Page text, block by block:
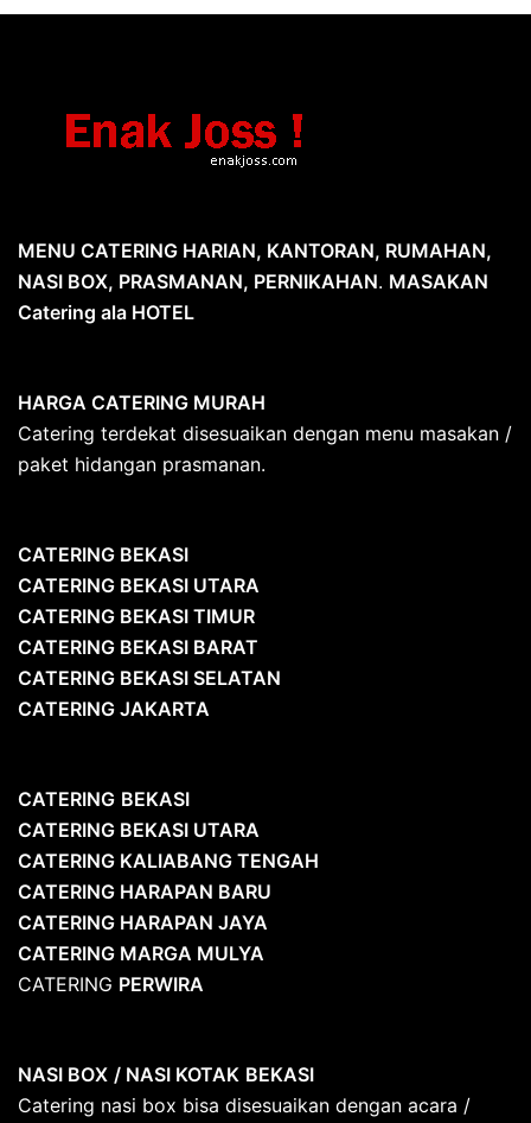
MENU CATERING HARIAN, KANTORAN, RUMAHAN,
NASI BOX, PRASMANAN, PERNIKAHAN. MASAKAN
Catering ala HOTEL
HARGA CATERING MURAH
Catering terdekat disesuaikan dengan menu masakan /
paket hidangan prasmanan.
CATERING BEKASI
CATERING BEKASI UTARA
CATERING BEKASI TIMUR
CATERING BEKASI BARAT
CATERING BEKASI SELATAN
CATERING JAKARTA
CATERING BEKASI
CATERING BEKASI UTARA
CATERING KALIABANG TENGAH
CATERING HARAPAN BARU
CATERING HARAPAN JAYA
CATERING MARGA MULYA
CATERING PERWIRA
NASI BOX / NASI KOTAK BEKASI
Catering nasi box bisa disesuaikan dengan acara /